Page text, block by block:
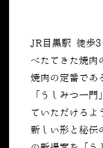
JR目黒駅 徒歩3
べたてきた焼肉
焼肉の定番であ
「うしみつ一
ていただけるよ
新しい形と秘伝